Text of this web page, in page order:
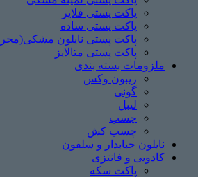
پاکت پستی فلایر
پاکت پستی ساده
پاکت پستی نایلون
پاکت پستی متالایز
ملزومات بسته بندی
ریبون وکس
گونی
لیبل
چسب
چسب ‌کش
نایلون حبابدار و سلفون
کادویی و فانتزی
پاکت سکه